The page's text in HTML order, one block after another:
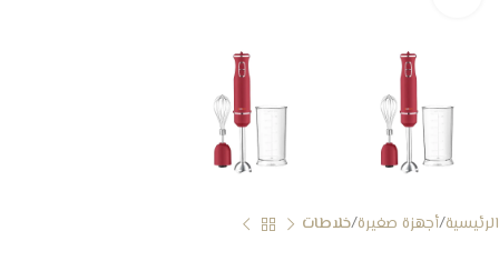
الرئيسية أجهزة صغيرة خلاطات